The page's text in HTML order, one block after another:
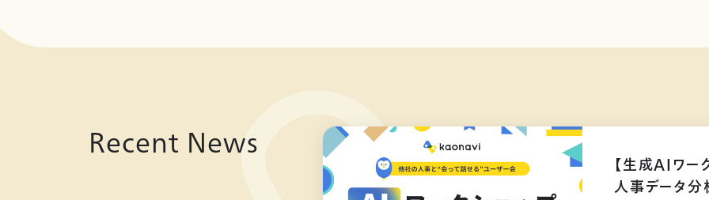
Recent News
【生成AIワー
人事データ分